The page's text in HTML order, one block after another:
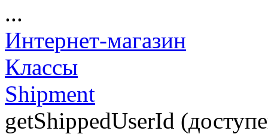
...
Интернет-магазин
Классы
Shipment
getShippedUserId